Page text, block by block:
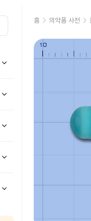
홈 의약품 사전